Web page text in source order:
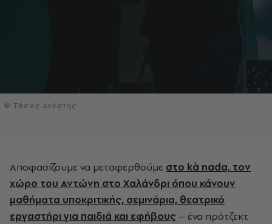
© Τάσος Ανέστης
Αποφασίζουμε να μεταφερθούμε στο kà nada, τον
χώρο του Αντώνη στο Χαλάνδρι όπου κάνουν
μαθήματα υποκριτικής, σεμινάρια, θεατρικό
εργαστήρι για παιδιά και εφήβους – ένα πρότζεκτ